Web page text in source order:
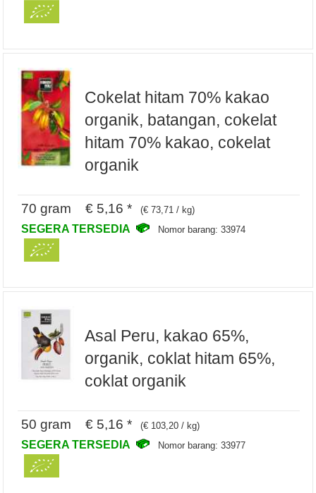
Cokelat hitam 70% kakao
organik, batangan, cokelat
hitam 70% kakao, cokelat
organik
70 gram € 5,16 * (€ 73,71 / kg)
SEGERA TERSEDIA Nomor barang: 33974
Asal Peru, kakao 65%,
organik, coklat hitam 65%,
coklat organik
50 gram € 5,16 * (€ 103,20 / kg)
SEGERA TERSEDIA Nomor barang: 33977